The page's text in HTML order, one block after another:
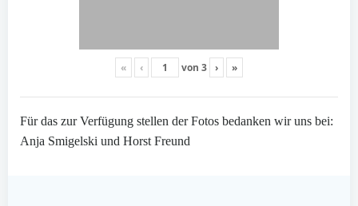
« ‹ von 3 › »
Für das zur Verfügung stellen der Fotos bedanken wir uns bei:
Anja Smigelski und Horst Freund